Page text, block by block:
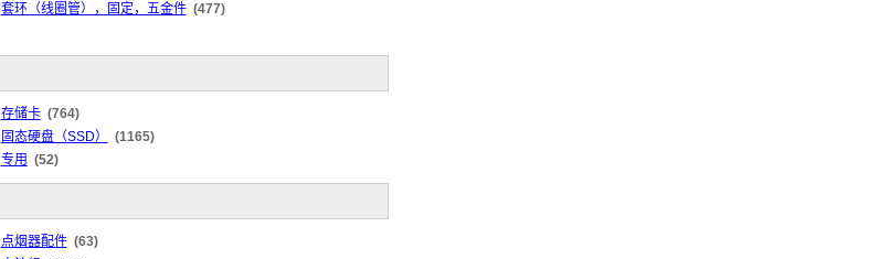
套环（线圈管），固定，五金件 (477)
存储卡 (764)
固态硬盘（SSD）
(1165)
专用 (52)
点烟器配件 (63)